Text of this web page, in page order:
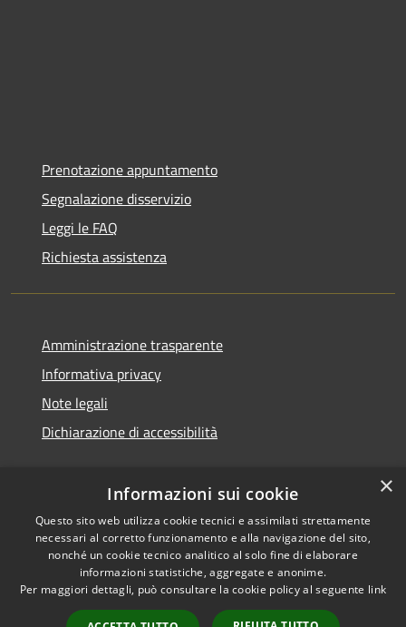
Prenotazione appuntamento
Segnalazione disservizio
Leggi le FAQ
Richiesta assistenza
Amministrazione trasparente
Informativa privacy
Note legali
Dichiarazione di accessibilità
RSS
Accessibilità
Copyright © 2026 • Comune di
×
Informazioni sui cookie
Questo sito web utilizza cookie tecnici e assimilati strettamente
necessari al corretto funzionamento e alla navigazione del sito,
nonché un cookie tecnico analitico al solo fine di elaborare
informazioni statistiche, aggregate e anonime.
Per maggiori dettagli, può consultare la cookie policy al seguente link